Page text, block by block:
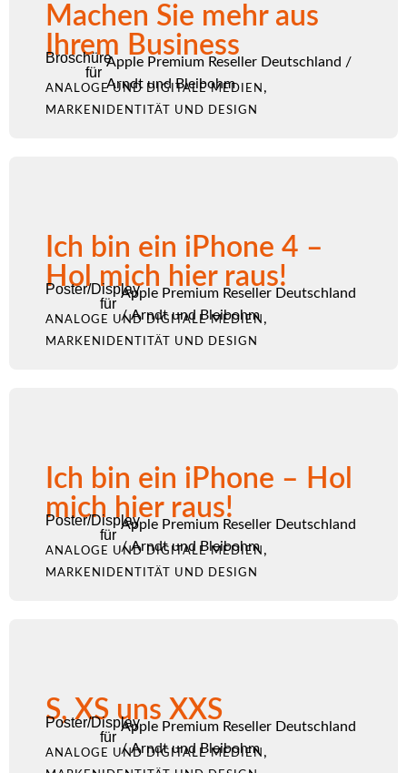
Machen Sie mehr aus
Ihrem Business
Broschüre
für
Apple Premium Reseller Deutschland /
Arndt und Bleibohm
ANALOGE UND DIGITALE MEDIEN ,
MARKENIDENTITÄT UND DESIGN
Ich bin ein iPhone 4 –
Hol mich hier raus!
Poster/Display
für
Apple Premium Reseller Deutschland
/Arndt und Bleibohm
ANALOGE UND DIGITALE MEDIEN ,
MARKENIDENTITÄT UND DESIGN
Ich bin ein iPhone – Hol
mich hier raus!
Poster/Display
für
Apple Premium Reseller Deutschland
/Arndt und Bleibohm
ANALOGE UND DIGITALE MEDIEN ,
MARKENIDENTITÄT UND DESIGN
S, XS uns XXS
Poster/Display
für
Apple Premium Reseller Deutschland
/Arndt und Bleibohm
ANALOGE UND DIGITALE MEDIEN ,